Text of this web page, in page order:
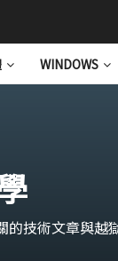
WINDOWS
的技術文章與越